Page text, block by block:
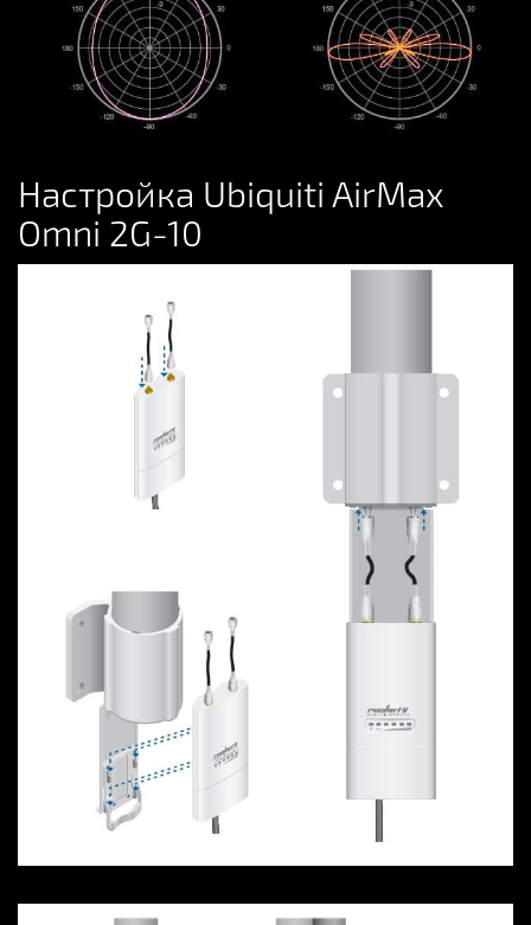
Настройка Ubiquiti AirMax
Omni 2G-10